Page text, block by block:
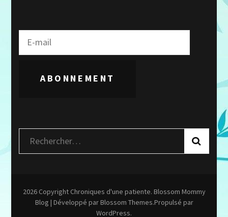
ABONNEMENT
Rechercher :
2026 Copyright Chroniques d'une patiente. Blossom Mommy
Blog | Développé parBlossom Themes.Propulsé par
WordPress.